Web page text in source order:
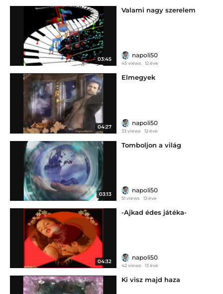
03:45
Valami nagy szerelem
napoli50
45 views 12 éve
04:27
Elmegyek
napoli50
33 views 12 éve
03:13
Tomboljon a világ
napoli50
51 views 13 éve
04:32
-Ajkad édes játéka-
napoli50
42 views 13 éve
Ki visz majd haza